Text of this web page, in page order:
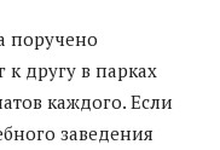
поручено
другу в парках
каждого. Если
заведения